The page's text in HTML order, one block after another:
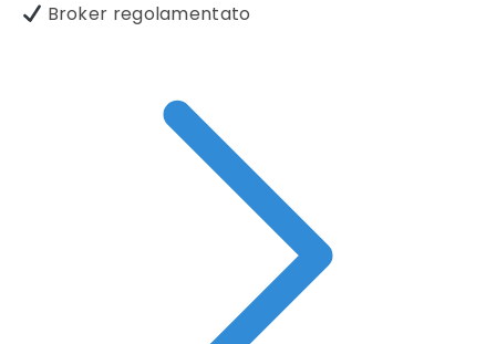
Broker regolamentato